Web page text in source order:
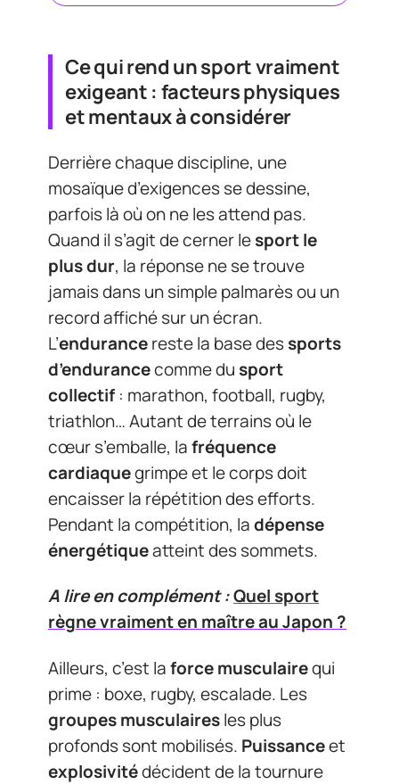
Ce qui rend un sport vraiment
exigeant : facteurs physiques
et mentaux à considérer
Derrière chaque discipline, une
mosaïque d’exigences se dessine,
parfois là où on ne les attend pas.
Quand il s’agit de cerner lesport le
plus dur, la réponse ne se trouve
jamais dans un simple palmarès ou un
record affiché sur un écran.
L’endurancereste la base dessports
d’endurancecomme du sport
collectif : marathon, football, rugby,
triathlon… Autant de terrains où le
cœur s’emballe, lafréquence
cardiaquegrimpe et le corps doit
encaisser la répétition des efforts.
Pendant la compétition, ladépense
énergétiqueatteint des sommets.
A lire en complément :Quel sport
règne vraiment en maître au Japon ?
Ailleurs, c’est laforce musculairequi
prime : boxe, rugby, escalade. Les
groupes musculairesles plus
profonds sont mobilisés. Puissanceet
explosivitédécident de la tournure